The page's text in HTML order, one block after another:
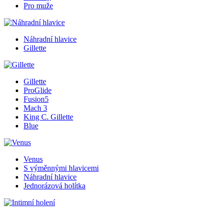
Pro muže
Náhradní hlavice
Gillette
Gillette
ProGlide
Fusion5
Mach 3
King C. Gillette
Blue
Venus
S výměnnými hlavicemi
Náhradní hlavice
Jednorázová holítka